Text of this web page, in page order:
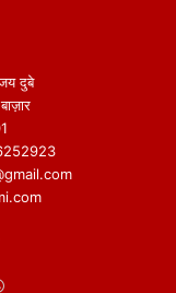
दुबे
WhatsApp